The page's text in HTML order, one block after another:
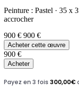
Peinture : Pastel · 35 x
accrocher
900 € 900 €
Acheter cette œuvre
900 €
Acheter